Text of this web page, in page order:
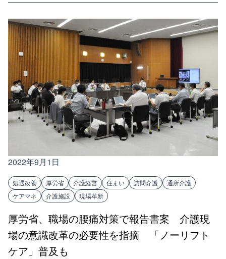
2022年9月1日
処遇改善 厚労省 介護経営 住まい 訪問介護
通所介護
ケアマネ
介護施設 現場革新
厚労省、職場の腰痛対策で報告書案 介護現
場の意識改革の必要性を指摘 「ノーリフト
ケア」普及も